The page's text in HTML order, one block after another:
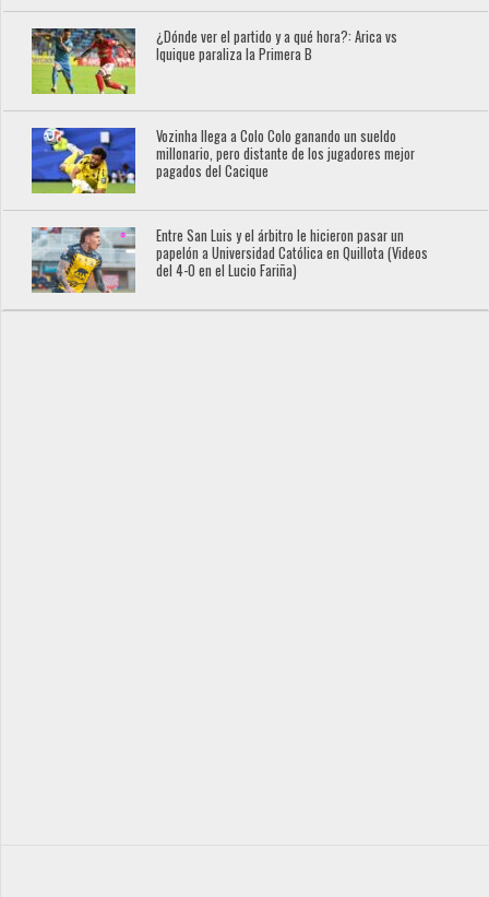
¿Dónde ver el partido y a qué hora?: Arica vs
Iquique paraliza la Primera B
Vozinha llega a Colo Colo ganando un sueldo
millonario, pero distante de los jugadores mejor
pagados del Cacique
Entre San Luis y el árbitro le hicieron pasar un
papelón a Universidad Católica en Quillota (Videos
del 4-0 en el Lucio Fariña)